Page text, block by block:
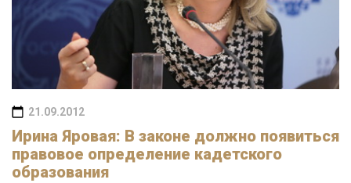
21.09.2012
Ирина Яровая: В законе должно появиться
правовое определение кадетского
образования